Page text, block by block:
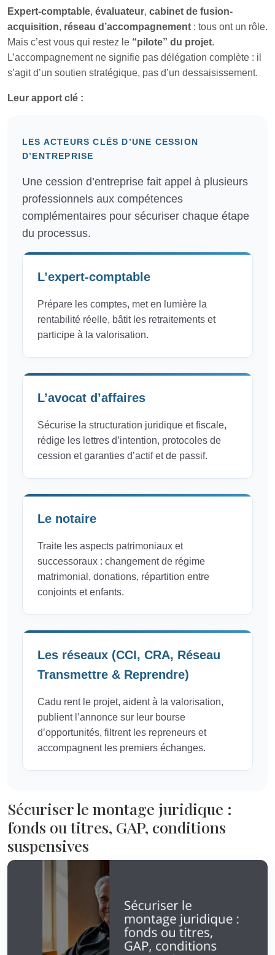
Expert-comptable, évaluateur, cabinet de fusion-
acquisition, réseau d’accompagnement : tous ont un rôle.
Mais c’est vous qui restez le “pilote” du projet.
L’accompagnement ne signifie pas délégation complète : il
s’agit d’un soutien stratégique, pas d’un dessaisissement.
Leur apport clé :
LES ACTEURS CLÉS D’UNE CESSION
D’ENTREPRISE
Une cession d’entreprise fait appel à plusieurs
professionnels aux compétences
complémentaires pour sécuriser chaque étape
du processus.
L’expert-comptable
Prépare les comptes, met en lumière la
rentabilité réelle, bâtit les retraitements et
participe à la valorisation.
L’avocat d’affaires
Sécurise la structuration juridique et fiscale,
rédige les lettres d’intention, protocoles de
cession et garanties d’actif et de passif.
Le notaire
Traite les aspects patrimoniaux et
successoraux : changement de régime
matrimonial, donations, répartition entre
conjoints et enfants.
Les réseaux (CCI, CRA, Réseau
Transmettre & Reprendre)
Cadu rent le projet, aident à la valorisation,
publient l’annonce sur leur bourse
d’opportunités, filtrent les repreneurs et
accompagnent les premiers échanges.
Sécuriser le montage juridique :
fonds ou titres, GAP, conditions
suspensives